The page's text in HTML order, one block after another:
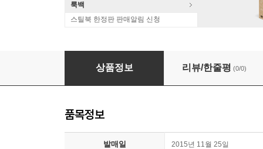
룩백
스틸북 한정판 판매알림 신청
마이 러브 송
상품정보 리뷰/한줄평 (0/0)
품목정보
발매일 2015년 11월 25일